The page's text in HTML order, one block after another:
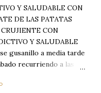
Y SALUDABLE CON
DE LAS PATATAS
CON
Y SALUDABLE
gusanillo a media tarde
recurriendo a las
fritos o snacks
saturadas y sodio?